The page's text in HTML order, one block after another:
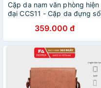
Cặp da nam văn phòng hiện
đại CCS11 - Cặp da đựng sổ
catalogue, laptop, máy tính
bảng - FA Đồ Da
359.000 đ